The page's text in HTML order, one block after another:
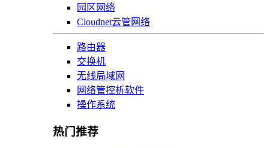
园区网络
Cloudnet云管网络
路由器
交换机
无线局域网
网络管控析软件
操作系统
热门推荐